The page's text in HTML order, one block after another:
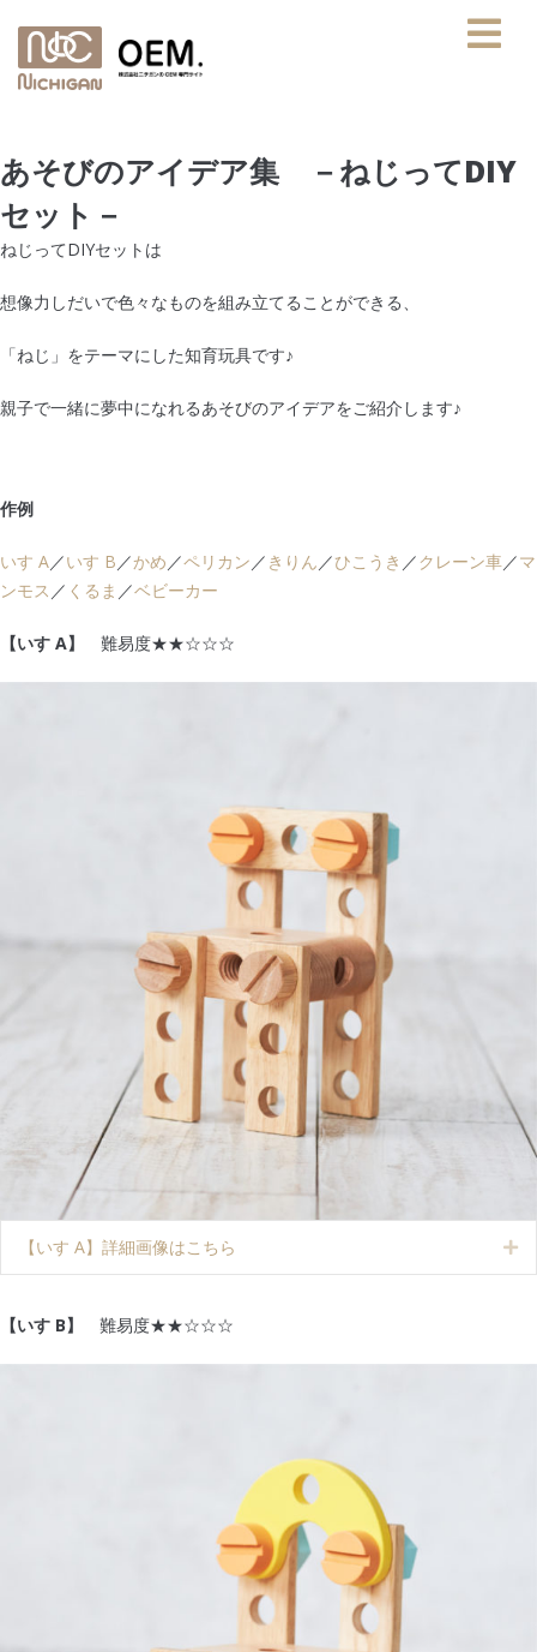
あそびのアイデア集 －ねじってDIY
セット－
ねじってDIYセットは
想像力しだいで色々なものを組み立てることができる、
「ねじ」をテーマにした知育玩具です♪
親子で一緒に夢中になれるあそびのアイデアをご紹介します♪
作例
いす A／いす B／かめ／ペリカン／ きりん／ひこうき ／ クレーン車／マ
ンモス ／ くるま ／ベビーカー
【いす A】 難易度★★☆☆☆
【いす A】詳細画像はこちら
【いす B】 難易度★★☆☆☆